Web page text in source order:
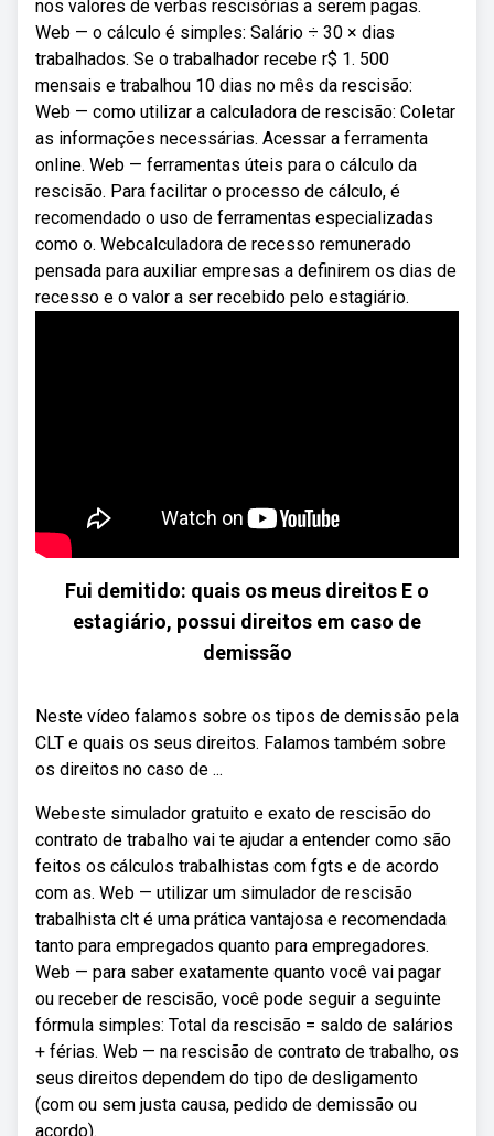
nos valores de verbas rescisórias a serem pagas.
Web — o cálculo é simples: Salário ÷ 30 × dias
trabalhados. Se o trabalhador recebe r$ 1. 500
mensais e trabalhou 10 dias no mês da rescisão:
Web — como utilizar a calculadora de rescisão: Coletar
as informações necessárias. Acessar a ferramenta
online. Web — ferramentas úteis para o cálculo da
rescisão. Para facilitar o processo de cálculo, é
recomendado o uso de ferramentas especializadas
como o. Webcalculadora de recesso remunerado
pensada para auxiliar empresas a definirem os dias de
recesso e o valor a ser recebido pelo estagiário.
Fui demitido: quais os meus direitos E o
estagiário, possui direitos em caso de
demissão
Neste vídeo falamos sobre os tipos de demissão pela
CLT e quais os seus direitos. Falamos também sobre
os direitos no caso de ...
Webeste simulador gratuito e exato de rescisão do
contrato de trabalho vai te ajudar a entender como são
feitos os cálculos trabalhistas com fgts e de acordo
com as. Web — utilizar um simulador de rescisão
trabalhista clt é uma prática vantajosa e recomendada
tanto para empregados quanto para empregadores.
Web — para saber exatamente quanto você vai pagar
ou receber de rescisão, você pode seguir a seguinte
fórmula simples: Total da rescisão = saldo de salários
+ férias. Web — na rescisão de contrato de trabalho, os
seus direitos dependem do tipo de desligamento
(com ou sem justa causa, pedido de demissão ou
acordo).